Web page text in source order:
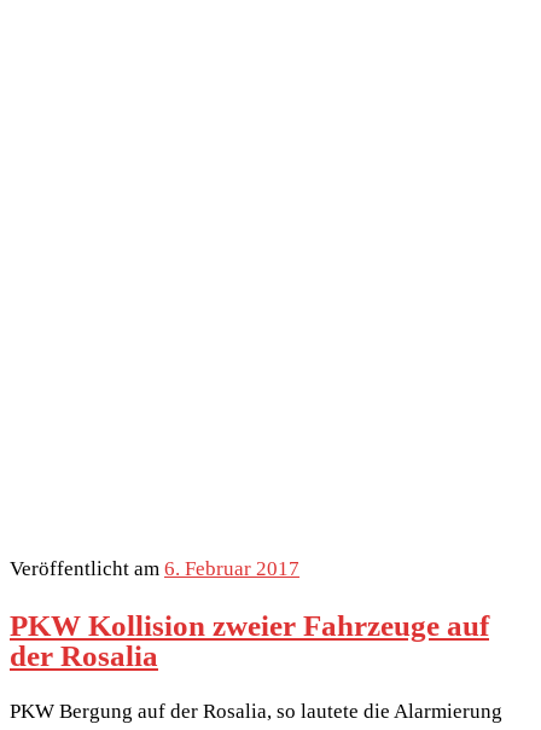
Veröffentlicht am 6. Februar 2017
PKW Kollision zweier Fahrzeuge auf
der Rosalia
PKW Bergung auf der Rosalia, so lautete die Alarmierung